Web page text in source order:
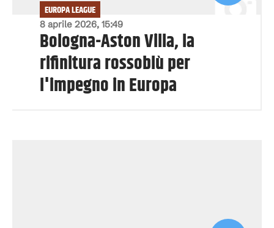
8 aprile 2026, 15:49
EUROPA LEAGUE
Bologna-Aston Villa, la
rifinitura rossoblù per
l'impegno in Europa